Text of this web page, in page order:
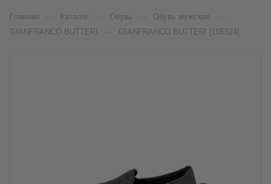
Главная Каталог Обувь Обувь мужская
GIANFRANCO BUTTERI GIANFRANCO BUTTERI [105324]